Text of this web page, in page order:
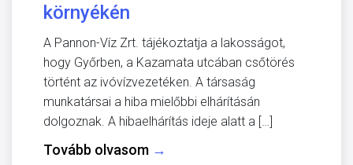
környékén
A Pannon-Víz Zrt. tájékoztatja a lakosságot,
hogy Győrben, a Kazamata utcában csőtörés
történt az ivóvízvezetéken. A társaság
munkatársai a hiba mielőbbi elhárításán
dolgoznak. A hibaelhárítás ideje alatt a […]
Tovább olvasom →